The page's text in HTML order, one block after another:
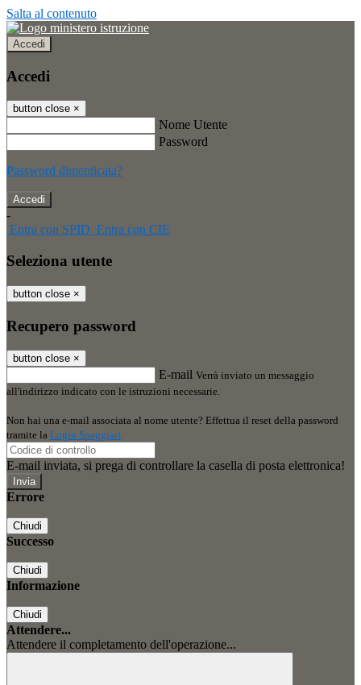
Salta al contenuto
Accedi
Accedi
button close ×
Nome Utente
Password
Password dimenticata?
-
Entra con SPID Entra con CIE
Seleziona utente
button close ×
Recupero password
button close ×
E-mail Verrà inviato un messaggio
all'indirizzo indicato con le istruzioni necessarie.
Non hai una e-mail associata al nome utente? Effettua il reset della password
tramite la Login Spaggiari
E-mail inviata, si prega di controllare la casella di posta elettronica!
Errore
Chiudi
Successo
Chiudi
Informazione
Chiudi
Attendere...
Attendere il completamento dell'operazione...